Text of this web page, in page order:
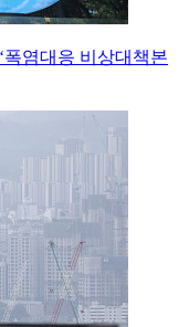
염대응 비상대책본